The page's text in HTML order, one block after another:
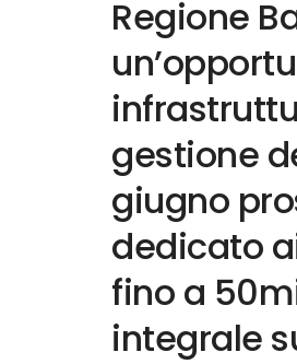
Regione
gestione
giugno
dedicato
fino a
integrale